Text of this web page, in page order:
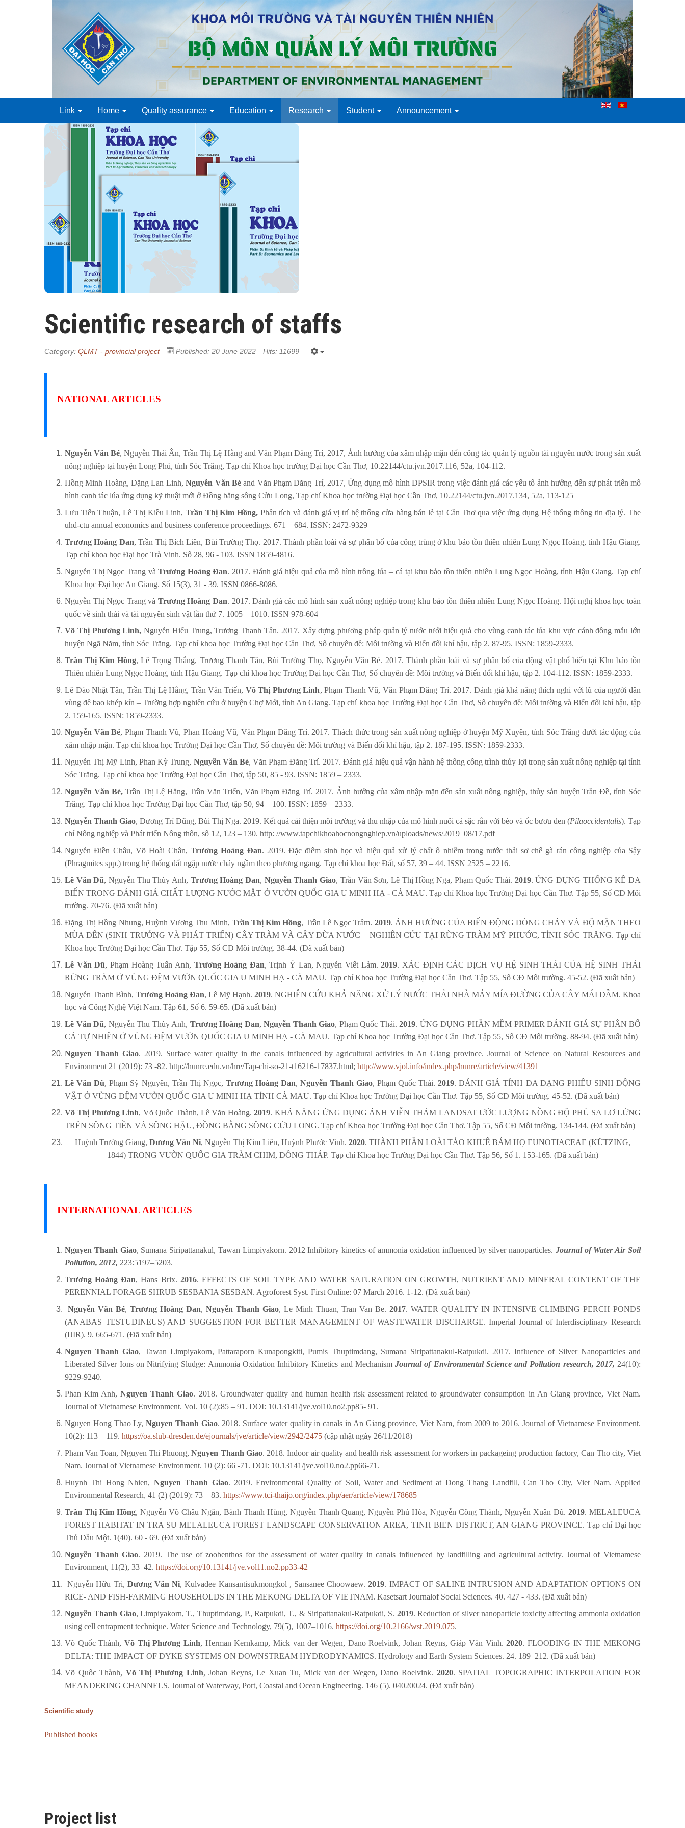
Link Home Quality assurance Education Research Student Announcement
Scientific research of staffs
Category: QLMT - provincial project Published: 20 June 2022 Hits: 11699
NATIONAL ARTICLES
Nguyễn Văn Bé, Nguyễn Thái Ân, Trần Thị Lệ Hằng and Văn Phạm Đăng Trí, 2017, Ảnh hưởng của xâm nhập mặn đến công tác quản lý nguồn tài nguyên nước trong sản xuất
nông nghiệp tại huyện Long Phú, tỉnh Sóc Trăng, Tạp chí Khoa học trường Đại học Cần Thơ, 10.22144/ctu.jvn.2017.116, 52a, 104-112.
Hồng Minh Hoàng, Đặng Lan Linh,Nguyễn Văn Béand Văn Phạm Đăng Trí, 2017, Ứng dụng mô hình DPSIR trong việc đánh giá các yếu tố ảnh hưởng đến sự phát triển mô
hình canh tác lúa ứng dụng kỹ thuật mới ở Đồng bằng sông Cửu Long, Tạp chí Khoa học trường Đại học Cần Thơ, 10.22144/ctu.jvn.2017.134, 52a, 113-125
Lưu Tiến Thuận, Lê Thị Kiều Linh, Trần Thị Kim Hồng, Phân tích và đánh giá vị trí hệ thống cửa hàng bán lẻ tại Cần Thơ qua việc ứng dụng Hệ thống thông tin địa lý. The
uhd-ctu annual economics and business conference proceedings. 671 – 684. ISSN: 2472-9329
Trương Hoàng Đan, Trần Thị Bích Liên, Bùi Trường Thọ. 2017. Thành phần loài và sự phân bố của công trùng ở khu bảo tồn thiên nhiên Lung Ngọc Hoàng, tỉnh Hậu Giang.
Tạp chí khoa học Đại học Trà Vinh. Số 28, 96 - 103. ISSN 1859-4816.
Nguyễn Thị Ngọc Trang vàTrương Hoàng Đan. 2017. Đánh giá hiệu quả của mô hình trồng lúa – cá tại khu bảo tồn thiên nhiên Lung Ngọc Hoàng, tỉnh Hậu Giang. Tạp chí
Khoa học Đại học An Giang. Số 15(3), 31 - 39. ISSN 0866-8086.
Nguyễn Thị Ngọc Trang và Trương Hoàng Đan. 2017. Đánh giá các mô hình sản xuất nông nghiệp trong khu bảo tồn thiên nhiên Lung Ngọc Hoàng. Hội nghị khoa học toàn
quốc về sinh thái và tài nguyên sinh vật lần thứ 7. 1005 – 1010. ISSN 978-604
Võ Thị Phương Linh,Nguyễn Hiếu Trung, Trương Thanh Tân. 2017. Xây dựng phương pháp quản lý nước tưới hiệu quả cho vùng canh tác lúa khu vực cánh đồng mẫu lớn
huyện Ngã Năm, tỉnh Sóc Trăng. Tạp chí khoa học Trường Đại học Cần Thơ, Số chuyên đề: Môi trường và Biến đổi khí hậu, tập 2. 87-95. ISSN: 1859-2333.
Trần Thị Kim Hồng, Lê Trọng Thắng, Trương Thanh Tân, Bùi Trường Thọ, Nguyễn Văn Bé. 2017. Thành phần loài và sự phân bố của động vật phổ biến tại Khu bảo tồn
Thiên nhiên Lung Ngọc Hoàng, tỉnh Hậu Giang. Tạp chí khoa học Trường Đại học Cần Thơ, Số chuyên đề: Môi trường và Biến đổi khí hậu, tập 2. 104-112. ISSN: 1859-2333.
Lê Đào Nhật Tân, Trần Thị Lệ Hằng, Trần Văn Triển, Võ Thị Phương Linh, Phạm Thanh Vũ, Văn Phạm Đăng Trí. 2017. Đánh giá khả năng thích nghi với lũ của người dân
vùng đê bao khép kín – Trường hợp nghiên cứu ở huyện Chợ Mới, tỉnh An Giang. Tạp chí khoa học Trường Đại học Cần Thơ, Số chuyên đề: Môi trường và Biến đổi khí hậu, tập
2. 159-165. ISSN: 1859-2333.
Nguyễn Văn Bé, Phạm Thanh Vũ, Phan Hoàng Vũ, Văn Phạm Đăng Trí. 2017. Thách thức trong sản xuất nông nghiệp ở huyện Mỹ Xuyên, tỉnh Sóc Trăng dưới tác động của
xâm nhập mặn. Tạp chí khoa học Trường Đại học Cần Thơ, Số chuyên đề: Môi trường và Biến đổi khí hậu, tập 2. 187-195. ISSN: 1859-2333.
Nguyễn Thị Mỹ Linh, Phan Kỳ Trung, Nguyễn Văn Bé, Văn Phạm Đăng Trí. 2017. Đánh giá hiệu quả vận hành hệ thống công trình thủy lợi trong sản xuất nông nghiệp tại tỉnh
Sóc Trăng. Tạp chí khoa học Trường Đại học Cần Thơ, tập 50, 85 - 93. ISSN: 1859 – 2333.
Nguyễn Văn Bé,Trần Thị Lệ Hằng, Trần Văn Triển, Văn Phạm Đăng Trí. 2017. Ảnh hưởng của xâm nhập mặn đến sản xuất nông nghiệp, thủy sản huyện Trần Đề, tỉnh Sóc
Trăng. Tạp chí khoa học Trường Đại học Cần Thơ, tập 50, 94 – 100. ISSN: 1859 – 2333.
Nguyễn Thanh Giao, Dương Trí Dũng, Bùi Thị Nga. 2019. Kết quả cải thiện môi trường và thu nhập của mô hình nuôi cá sặc rằn với bèo và ốc bươu đen (Pilaoccidentalis). Tạp
chí Nông nghiệp và Phát triển Nông thôn, số 12, 123 – 130. http: //www.tapchikhoahocnongnghiep.vn/uploads/news/2019_08/17.pdf
Nguyễn Điền Châu, Võ Hoài Chân, Trương Hoàng Đan. 2019. Đặc điểm sinh học và hiệu quả xử lý chất ô nhiễm trong nước thải sơ chế gà rán công nghiệp của Sậy
(Phragmites spp.) trong hệ thống đất ngập nước chảy ngầm theo phương ngang. Tạp chí khoa học Đất, số 57, 39 – 44. ISSN 2525 – 2216.
Lê Văn Dũ, Nguyễn Thu Thùy Anh, Trương Hoàng Đan, Nguyễn Thanh Giao, Trần Văn Sơn, Lê Thị Hồng Nga, Phạm Quốc Thái. 2019. ỨNG DỤNG THỐNG KÊ ĐA
BIẾN TRONG ĐÁNH GIÁ CHẤT LƯỢNG NƯỚC MẶT Ở VƯỜN QUỐC GIA U MINH HẠ - CÀ MAU. Tạp chí Khoa học Trường Đại học Cần Thơ. Tập 55, Số CĐ Môi
trường. 70-76. (Đã xuất bản)
Đặng Thị Hồng Nhung, Huỳnh Vương Thu Minh, Trần Thị Kim Hồng, Trần Lê Ngọc Trâm. 2019. ẢNH HƯỞNG CỦA BIẾN ĐỘNG DÒNG CHẢY VÀ ĐỘ MẶN THEO
MÙA ĐẾN (SINH TRƯỞNG VÀ PHÁT TRIỂN) CÂY TRÀM VÀ CÂY DỪA NƯỚC – NGHIÊN CỨU TẠI RỪNG TRÀM MỸ PHƯỚC, TỈNH SÓC TRĂNG. Tạp chí
Khoa học Trường Đại học Cần Thơ. Tập 55, Số CĐ Môi trường. 38-44. (Đã xuất bản)
Lê Văn Dũ, Phạm Hoàng Tuấn Anh, Trương Hoàng Đan, Trịnh Ý Lan, Nguyễn Viết Lảm.2019. XÁC ĐỊNH CÁC DỊCH VỤ HỆ SINH THÁI CỦA HỆ SINH THÁI
RỪNG TRÀM Ở VÙNG ĐỆM VƯỜN QUỐC GIA U MINH HẠ - CÀ MAU. Tạp chí Khoa học Trường Đại học Cần Thơ. Tập 55, Số CĐ Môi trường. 45-52. (Đã xuất bản)
Nguyễn Thanh Bình,Trương Hoàng Đan, Lê Mỹ Hạnh.2019. NGHIÊN CỨU KHẢ NĂNG XỬ LÝ NƯỚC THẢI NHÀ MÁY MÍA ĐƯỜNG CỦA CÂY MÁI DẦM. Khoa
học và Công Nghệ Việt Nam. Tập 61, Số 6. 59-65. (Đã xuất bản)
Lê Văn Dũ, Nguyễn Thu Thùy Anh, Trương Hoàng Đan, Nguyễn Thanh Giao, Phạm Quốc Thái. 2019. ỨNG DỤNG PHẦN MỀM PRIMER ĐÁNH GIÁ SỰ PHÂN BỐ
CÁ TỰ NHIÊN Ở VÙNG ĐỆM VƯỜN QUỐC GIA U MINH HẠ - CÀ MAU. Tạp chí Khoa học Trường Đại học Cần Thơ. Tập 55, Số CĐ Môi trường. 88-94. (Đã xuất bản)
Nguyen Thanh Giao. 2019. Surface water quality in the canals influenced by agricultural activities in An Giang province. Journal of Science on Natural Resources and
Environment 21 (2019): 73 -82. http://hunre.edu.vn/hre/Tap-chi-so-21-t16216-17837.html; http://www.vjol.info/index.php/hunre/article/view/41391
Lê Văn Dũ, Phạm Sỹ Nguyên, Trần Thị Ngọc,Trương Hoàng Đan,Nguyễn Thanh Giao, Phạm Quốc Thái.2019. ĐÁNH GIÁ TÍNH ĐA DẠNG PHIÊU SINH ĐỘNG
VẬT Ở VÙNG ĐỆM VƯỜN QUỐC GIA U MINH HẠ TỈNH CÀ MAU. Tạp chí Khoa học Trường Đại học Cần Thơ. Tập 55, Số CĐ Môi trường. 45-52. (Đã xuất bản)
Võ Thị Phương Linh, Võ Quốc Thành, Lê Văn Hoàng.2019. KHẢ NĂNG ỨNG DỤNG ẢNH VIỄN THÁM LANDSAT ƯỚC LƯỢNG NỒNG ĐỘ PHÙ SA LƠ LỬNG
TRÊN SÔNG TIỀN VÀ SÔNG HẬU, ĐỒNG BẰNG SÔNG CỬU LONG. Tạp chí Khoa học Trường Đại học Cần Thơ. Tập 55, Số CĐ Môi trường. 134-144. (Đã xuất bản)
Huỳnh Trường Giang, Dương Văn Ni, Nguyễn Thị Kim Liên, Huỳnh Phước Vinh. 2020. THÀNH PHẦN LOÀI TẢO KHUÊ BÁM HỌ EUNOTIACEAE (KÜTZING,
1844) TRONG VƯỜN QUỐC GIA TRÀM CHIM, ĐỒNG THÁP. Tạp chí Khoa học Trường Đại học Cần Thơ. Tập 56, Số 1. 153-165. (Đã xuất bản)
INTERNATIONAL ARTICLES
Nguyen Thanh Giao, Sumana Siripattanakul, Tawan Limpiyakorn. 2012 Inhibitory kinetics of ammonia oxidation influenced by silver nanoparticles. Journal ofWater Air Soil
Pollution, 2012, 223:5197–5203.
Trương Hoàng Đan, Hans Brix. 2016. EFFECTS OF SOIL TYPE AND WATER SATURATION ON GROWTH, NUTRIENT AND MINERAL CONTENT OF THE
PERENNIAL FORAGE SHRUB SESBANIA SESBAN. Agroforest Syst. First Online: 07 March 2016. 1-12. (Đã xuất bản)
Nguyễn Văn Bé, Trương Hoàng Đan, Nguyễn Thanh Giao, Le Minh Thuan, Tran Van Be.2017. WATER QUALITY IN INTENSIVE CLIMBING PERCH PONDS
(ANABAS TESTUDINEUS) AND SUGGESTION FOR BETTER MANAGEMENT OF WASTEWATER DISCHARGE. Imperial Journal of Interdisciplinary Research
(IJIR). 9. 665-671. (Đã xuất bản)
Nguyen Thanh Giao, Tawan Limpiyakorn, Pattaraporn Kunapongkiti, Pumis Thuptimdang, Sumana Siripattanakul-Ratpukdi. 2017. Influence of Silver Nanoparticles and
Liberated Silver Ions on Nitrifying Sludge: Ammonia Oxidation Inhibitory Kinetics and Mechanism Journal of Environmental Science and Pollution research, 2017, 24(10):
9229-9240.
Phan Kim Anh,Nguyen Thanh Giao. 2018. Groundwater quality and human health risk assessment related to groundwater consumption in An Giang province, Viet Nam.
Journal of Vietnamese Environment. Vol. 10 (2):85 – 91. DOI: 10.13141/jve.vol10.no2.pp85- 91.
Nguyen Hong Thao Ly,Nguyen Thanh Giao. 2018. Surface water quality in canals in An Giang province, Viet Nam, from 2009 to 2016. Journal of Vietnamese Environment.
10(2): 113 – 119. https://oa.slub-dresden.de/ejournals/jve/article/view/2942/2475 (cập nhật ngày 26/11/2018)
Pham Van Toan, Nguyen Thi Phuong,Nguyen Thanh Giao. 2018. Indoor air quality and health risk assessment for workers in packageing production factory, Can Tho city, Viet
Nam. Journal of Vietnamese Environment. 10 (2): 66 -71. DOI: 10.13141/jve.vol10.no2.pp66-71.
Huynh Thi Hong Nhien, Nguyen Thanh Giao. 2019. Environmental Quality of Soil, Water and Sediment at Dong Thang Landfill, Can Tho City, Viet Nam. Applied
Environmental Research, 41 (2) (2019): 73 – 83. https://www.tci-thaijo.org/index.php/aer/article/view/178685
Trần Thị Kim Hồng, Nguyễn Võ Châu Ngân, Bành Thanh Hùng, Nguyễn Thanh Quang, Nguyễn Phú Hòa, Nguyễn Công Thành, Nguyễn Xuân Dũ.2019. MELALEUCA
FOREST HABITAT IN TRA SU MELALEUCA FOREST LANDSCAPE CONSERVATION AREA, TINH BIEN DISTRICT, AN GIANG PROVINCE. Tạp chí Đại học
Thủ Dầu Một. 1(40). 60 - 69. (Đã xuất bản)
Nguyễn Thanh Giao. 2019. The use of zoobenthos for the assessment of water quality in canals influenced by landfilling and agricultural activity. Journal of Vietnamese
Environment, 11(2), 33–42. https://doi.org/10.13141/jve.vol11.no2.pp33-42
Nguyễn Hữu Tri, Dương Văn Ni, Kulvadee Kansantisukmongkol , Sansanee Choowaew.2019. IMPACT OF SALINE INTRUSION AND ADAPTATION OPTIONS ON
RICE- AND FISH-FARMING HOUSEHOLDS IN THE MEKONG DELTA OF VIETNAM. Kasetsart Journalof Social Sciences. 40. 427 - 433. (Đã xuất bản)
Nguyễn Thanh Giao, Limpiyakorn, T., Thuptimdang, P., Ratpukdi, T., & Siripattanakul-Ratpukdi, S. 2019. Reduction of silver nanoparticle toxicity affecting ammonia oxidation
using cell entrapment technique. Water Science and Technology, 79(5), 1007–1016. https://doi.org/10.2166/wst.2019.075.
Võ Quốc Thành, Võ Thị Phương Linh, Herman Kernkamp, Mick van der Wegen, Dano Roelvink, Johan Reyns, Giáp Văn Vinh.2020. FLOODING IN THE MEKONG
DELTA: THE IMPACT OF DYKE SYSTEMS ON DOWNSTREAM HYDRODYNAMICS. Hydrology and Earth System Sciences. 24. 189–212. (Đã xuất bản)
Võ Quốc Thành, Võ Thị Phương Linh, Johan Reyns, Le Xuan Tu, Mick van der Wegen, Dano Roelvink. 2020. SPATIAL TOPOGRAPHIC INTERPOLATION FOR
MEANDERING CHANNELS. Journal of Waterway, Port, Coastal and Ocean Engineering. 146 (5). 04020024. (Đã xuất bản)
Scientific study
Published books
Project list